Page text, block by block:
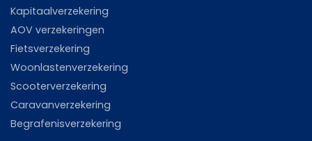
Kapitaalverzekering
AOV verzekeringen
Fietsverzekering
Woonlastenverzekering
Scooterverzekering
Caravanverzekering
Begrafenisverzekering